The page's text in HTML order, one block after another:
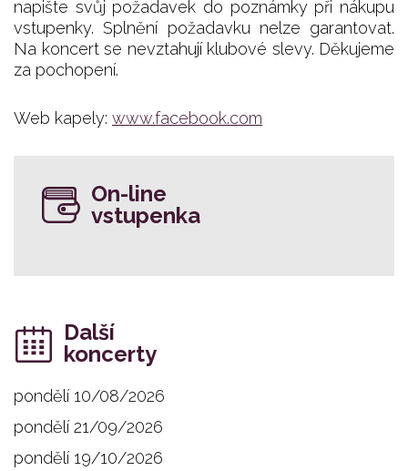
napište svůj požadavek do poznámky při nákupu
vstupenky. Splnění požadavku nelze garantovat.
Na koncert se nevztahují klubové slevy. Děkujeme
za pochopení.
Web kapely: www.facebook.com
On-line
vstupenka
Další
koncerty
pondělí 10/08/2026
pondělí 21/09/2026
pondělí 19/10/2026